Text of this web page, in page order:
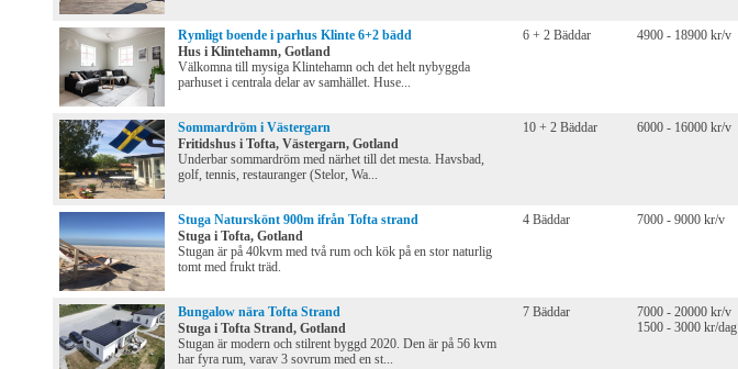
Rymligt boende i parhus Klinte 6+2 bädd
Hus i Klintehamn, Gotland
Välkomna till mysiga Klintehamn och det helt nybyggda
parhuset i centrala delar av samhället. Huse...
6 + 2 Bäddar 4900 - 18900 kr/v
Sommardröm i Västergarn
Fritidshus i Tofta, Västergarn, Gotland
Underbar sommardröm med närhet till det mesta. Havsbad,
golf, tennis, restauranger (Stelor, Wa...
10 + 2 Bäddar 6000 - 16000 kr/v
Stuga Naturskönt 900m ifrån Tofta strand
Stuga i Tofta, Gotland
Stugan är på 40kvm med två rum och kök på en stor naturlig
tomt med frukt träd.
4 Bäddar 7000 - 9000 kr/v
Bungalow nära Tofta Strand
Stuga i Tofta Strand, Gotland
Stugan är modern och stilrent byggd 2020. Den är på 56 kvm
har fyra rum, varav 3 sovrum med en st...
7 Bäddar
7000 - 20000 kr/v
1500 - 3000 kr/dag